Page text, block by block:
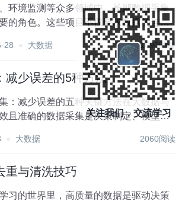
环境监测等众多领域中，长期数据采集
的角色。这些项目不仅要求数据的连续
数据的质量与可靠性。优化长期数据采
保数据有效性的同时，提高采集效率、
的可持续性。以下是一系列策略，...
28 大数据 1890阅读
减少误差的5种方法
：减少误差的五种关键方法在大数据与
且准确的数据采集是决策制定、模型训
能源于设备故障、人为操作失误、数据
大数据 2060阅读
重与清洗技巧
习的世界里，高质量的数据是驱动决策
关注我们，交流学习